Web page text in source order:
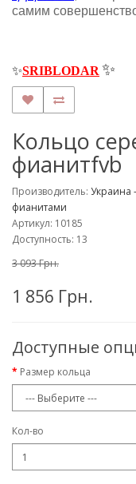
самим
✨SRIBLODAR ✨
Кольцо
фианитfvb
Производитель: Украина
фианитами
Артикул: 10185
Доступность: 13
3 093 Грн.
1 856 Грн.
Доступные
Размер кольца
Кол-во